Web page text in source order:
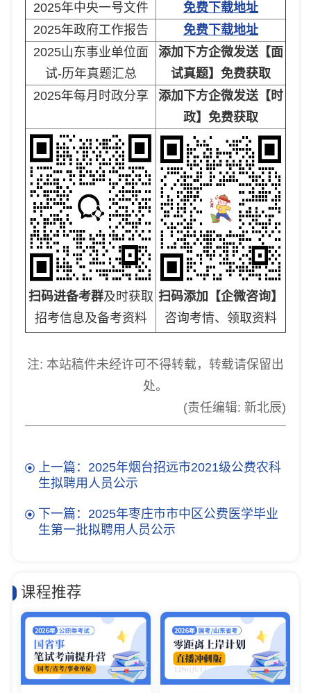
2025年中央一号文件
免费下载地址
2025年政府工作报告
免费下载地址
2025山东事业单位面
试-历年真题汇总
添加下方企微发送【面
试真题】免费获取
2025年每月时政分享
添加下方企微发送【时
政】免费获取
扫码进备考群及时获取
招考信息及备考资料
扫码添加【企微咨询】
咨询考情、领取资料
注: 本站稿件未经许可不得转载，转载请保留出
处。
(责任编辑: 新北辰)
上一篇：2025年烟台招远市2021级公费农科
生拟聘用人员公示
下一篇：2025年枣庄市市中区公费医学毕业
生第一批拟聘用人员公示
课程推荐